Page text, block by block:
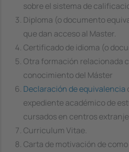
sobre el sistema de
Diploma (o documento
que dan acceso al Master.
Certificado de idioma (o
Otra formación relacionada
conocimiento del Máster
Declaración de equivalencia
expediente académico de
cursados en centros
Curriculum Vitae.
Carta de motivación de